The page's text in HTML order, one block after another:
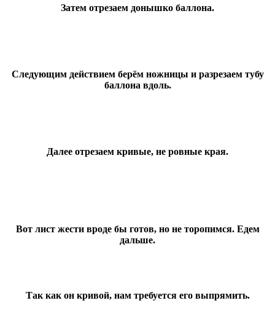
Затем отрезаем донышко баллона.
Следующим действием берём ножницы и разрезаем тубу
баллона вдоль.
Далее отрезаем кривые, не ровные края.
Вот лист жести вроде бы готов, но не торопимся. Едем
дальше.
Так как он кривой, нам требуется его выпрямить.